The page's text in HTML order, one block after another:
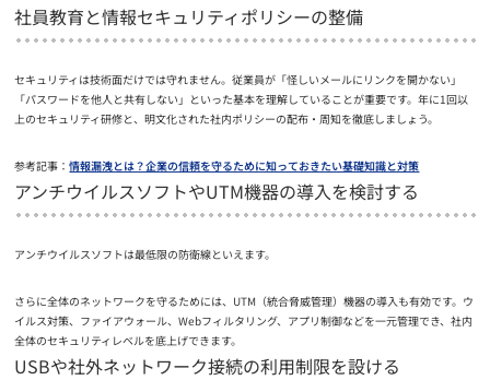
社員教育と情報セキュリティポリシーの整備
セキュリティは技術面だけでは守れません。従業員が「怪しいメールにリンクを開かない」
「パスワードを他人と共有しない」といった基本を理解していることが重要です。年に1回以
上のセキュリティ研修と、明文化された社内ポリシーの配布・周知を徹底しましょう。
参考記事：情報漏洩とは？企業の信頼を守るために知っておきたい基礎知識と対策
アンチウイルスソフトやUTM機器の導入を検討する
アンチウイルスソフトは最低限の防衛線といえます。
さらに全体のネットワークを守るためには、UTM（統合脅威管理）機器の導入も有効です。ウ
イルス対策、ファイアウォール、Webフィルタリング、アプリ制御などを一元管理でき、社内
全体のセキュリティレベルを底上げできます。
USBや社外ネットワーク接続の利用制限を設ける